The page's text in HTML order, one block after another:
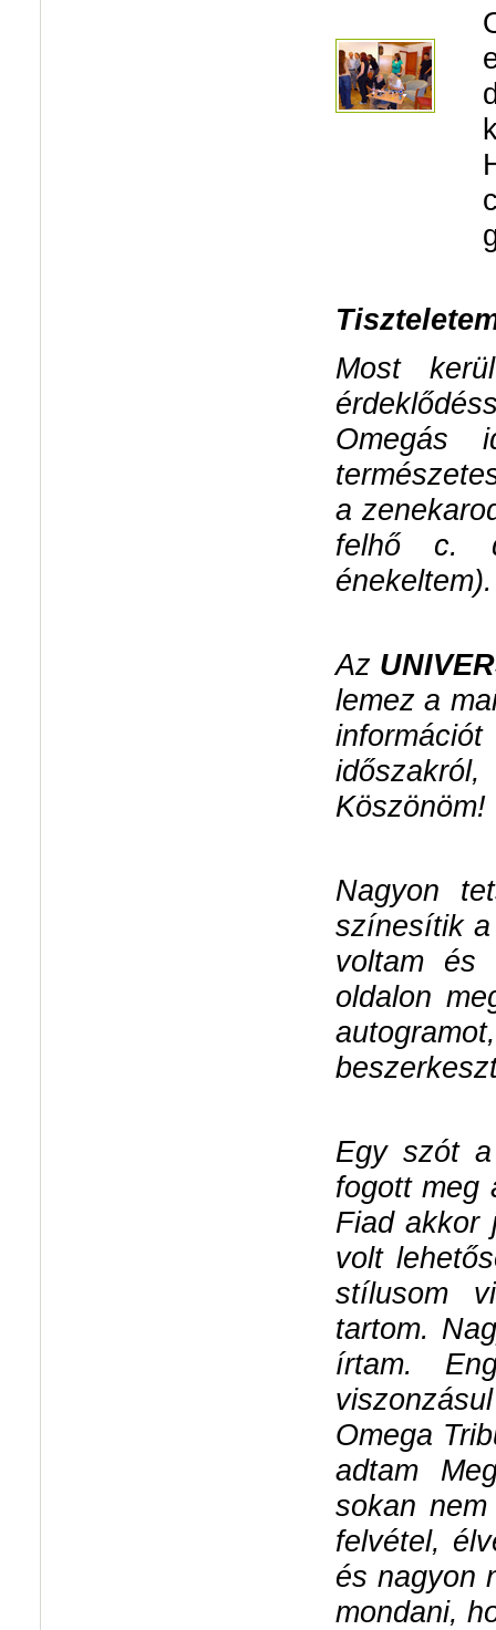
Most
Omegás
a
felhő c.
énekeltem).
Az
lemez a
Köszönöm!
Nagyon
színesítik
voltam és
oldalon
Egy szót
fogott meg
Fiad akkor
volt
stílusom
tartom.
írtam.
Omega
adtam
sokan
felvétel,
és nagyon
mondani,